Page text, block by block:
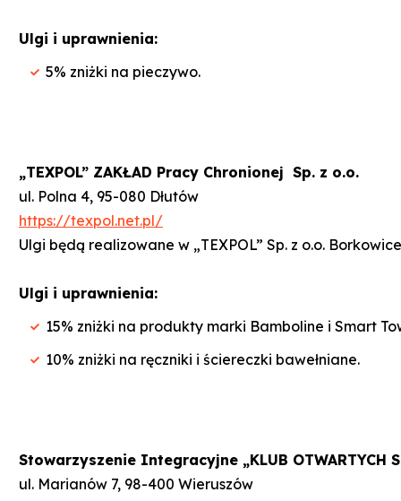
Ulgi i uprawnienia:
5% zniżki na pieczywo.
„TEXPOL” ZAKŁAD Pracy Chronionej Sp. z o.o.
ul. Polna 4, 95-080 Dłutów
https://texpol.net.pl/
Ulgi będą realizowane w „TEXPOL” Sp. z o.o.
Ulgi i uprawnienia:
15% zniżki na produkty marki Bamboline i Smart
10% zniżki na ręczniki i ściereczki bawełniane.
Stowarzyszenie Integracyjne „KLUB OTWARTYCH
ul. Marianów 7, 98-400 Wieruszów